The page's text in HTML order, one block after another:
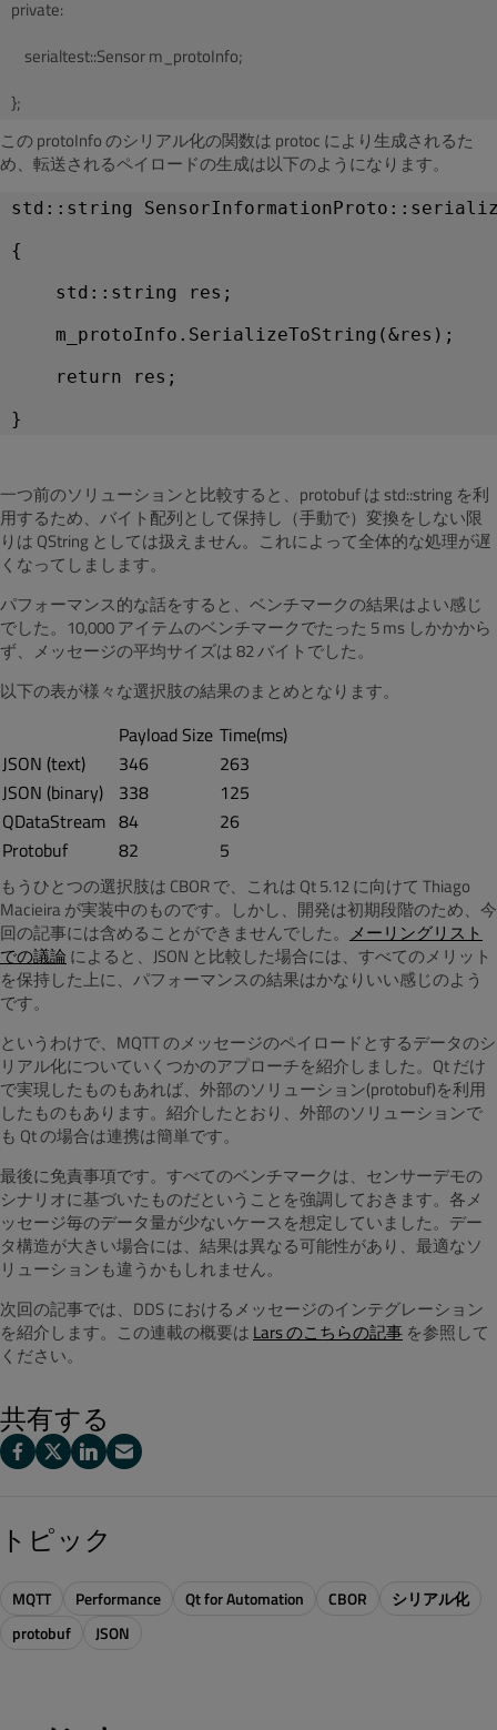
private:
serialtest::Sensor m_protoInfo;
この protoInfo のシリアル化の関数は protoc により生成されるた
め、転送されるペイロードの生成は以下のようになります。
std::string
{
std::string res;
m_protoInfo.SerializeToString(&res);
return res;
一つ前のソリューションと比較すると、protobuf は std::string を利
用するため、バイト配列として保持し（手動で）変換をしない限
りは QString としては扱えません。これによって全体的な処理が遅
くなってしまします。
パフォーマンス的な話をすると、ベンチマークの結果はよい感じ
でした。10,000 アイテムのベンチマークでたった 5 ms しかかから
ず、メッセージの平均サイズは 82 バイトでした。
以下の表が様々な選択肢の結果のまとめとなります。
Payload Size Time(ms)
JSON (text)
346
263
JSON (binary)
338
125
QDataStream 84
26
Protobuf
82 5
もうひとつの選択肢は CBOR で、これは Qt 5.12 に向けて Thiago
Macieira が実装中のものです。しかし、開発は初期段階のため、今
回の記事には含めることができませんでした。 メーリングリスト
での議論 によると、JSON と比較した場合には、すべてのメリット
を保持した上に、パフォーマンスの結果はかなりいい感じのよう
です。
というわけで、MQTT のメッセージのペイロードとするデータのシ
リアル化についていくつかのアプローチを紹介しました。Qt だけ
で実現したものもあれば、外部のソリューション(protobuf)を利用
したものもあります。紹介したとおり、外部のソリューションで
も Qt の場合は連携は簡単です。
最後に免責事項です。すべてのベンチマークは、センサーデモの
シナリオに基づいたものだということを強調しておきます。各メ
ッセージ毎のデータ量が少ないケースを想定していました。デー
タ構造が大きい場合には、結果は異なる可能性があり、最適なソ
リューションも違うかもしれません。
次回の記事では、DDS におけるメッセージのインテグレーション
を紹介します。この連載の概要は Lars のこちらの記事 を参照して
ください。
共有する
トピック
MQTT Performance Qt for Automation CBOR
シリアル化
protobuf
JSON